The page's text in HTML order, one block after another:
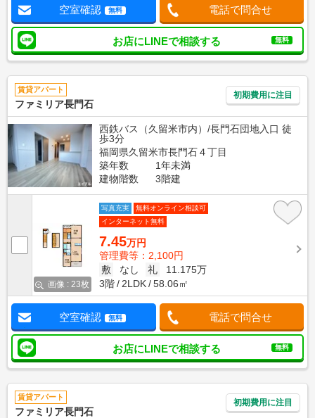
空室確認 無料 電話で問合せ
お店にLINEで相談する 無料
賃貸アパート
ファミリア長門石
初期費用に注目
西鉄バス（久留米市内）/長門石団地入口 徒
歩3分
福岡県久留米市長門石４丁目
築年数
1年未満
建物階数
3階建
画像 : 23枚
写真充実
無料オンライン相談可
インターネット無料
7.45万円
管理費等：2,100円
敷
なし 礼
11.175万
3階
2LDK 58.06㎡
空室確認 無料 電話で問合せ
お店にLINEで相談する 無料
賃貸アパート
ファミリア長門石
初期費用に注目